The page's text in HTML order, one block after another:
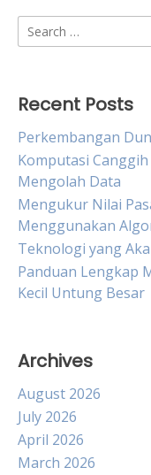
Search
for:
Recent Posts
Perkembangan
Komputasi
Mengolah Data
Mengukur Nilai
Menggunakan
Teknologi yang
Panduan Lengkap
Kecil Untung Besar
Archives
August 2026
July 2026
April 2026
March 2026